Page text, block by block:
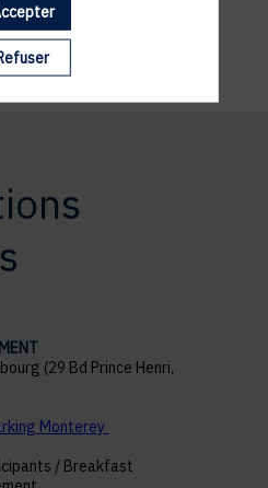
(29 Bd Prince Henri,
Monterey
/ Breakfast